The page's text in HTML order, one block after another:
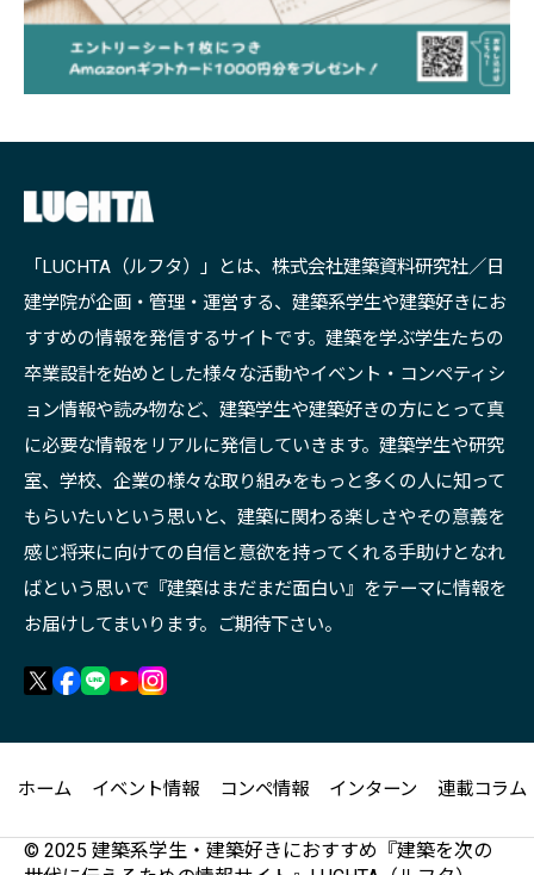
「LUCHTA（ルフタ）」とは、株式会社建築資料研究社／日
建学院が企画・管理・運営する、建築系学生や建築好きにお
すすめの情報を発信するサイトです。建築を学ぶ学生たちの
卒業設計を始めとした様々な活動やイベント・コンペティシ
ョン情報や読み物など、建築学生や建築好きの方にとって真
に必要な情報をリアルに発信していきます。建築学生や研究
室、学校、企業の様々な取り組みをもっと多くの人に知って
もらいたいという思いと、建築に関わる楽しさやその意義を
感じ将来に向けての自信と意欲を持ってくれる手助けとなれ
ばという思いで『建築はまだまだ面白い』をテーマに情報を
お届けしてまいります。ご期待下さい。
ホーム イベント情報 コンペ情報 インターン 連載コラム
© 2025 建築系学生・建築好きにおすすめ『建築を次の